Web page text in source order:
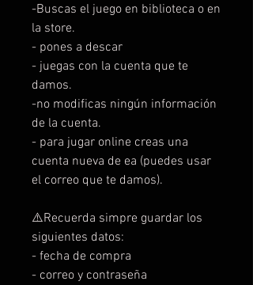
-Buscas el juego en biblioteca o en
la store.
- pones a descar
- juegas con la cuenta que te
damos.
-no modificas ningún información
de la cuenta.
- para jugar online creas una
cuenta nueva de ea (puedes usar
el correo que te damos).
⚠️Recuerda simpre guardar los
siguientes datos:
- fecha de compra
- correo y contraseña